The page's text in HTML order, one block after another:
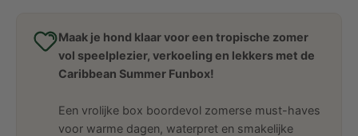
Maak je hond klaar voor een tropische zomer
vol speelplezier, verkoeling en lekkers met de
Caribbean Summer Funbox!
Een vrolijke box boordevol zomerse must-haves
voor warme dagen, waterpret en smakelijke